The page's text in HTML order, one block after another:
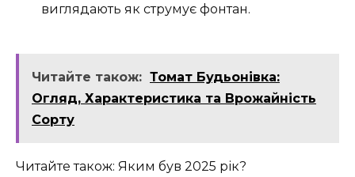
виглядають як струмує фонтан.
Читайте також: Томат Будьонівка:
Огляд, Характеристика та Врожайність
Сорту
Читайте також: Яким був 2025 рік?